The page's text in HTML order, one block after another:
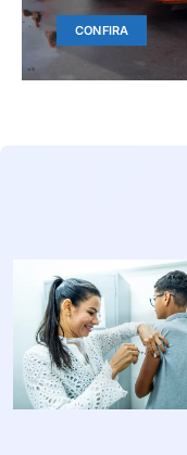
CONFIRA